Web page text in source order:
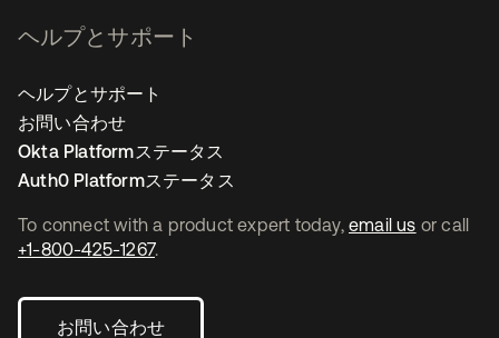
To connect with a product expert today, email us or call
+1-800-425-1267.
お問い合わせ
ヘルプとサポート
ヘルプとサポート
お問い合わせ
Okta Platformステータス
Auth0 Platformステータス